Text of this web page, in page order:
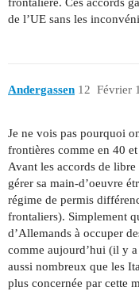
de l’UE sans les
Andergassen Février
12
Je ne vois pas pourquoi
frontières comme en 40
Avant les accords de
gérer sa main-d’oeuvre
régime de permis
frontaliers). Simplement
d’Allemands à occuper
comme aujourd’hui (il y
aussi nombreux que les
plus concernée par cette